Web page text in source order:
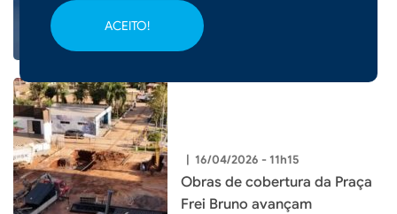
ACEITO!
| 16/04/2026 - 11h15
Obras de cobertura da Praça
Frei Bruno avançam